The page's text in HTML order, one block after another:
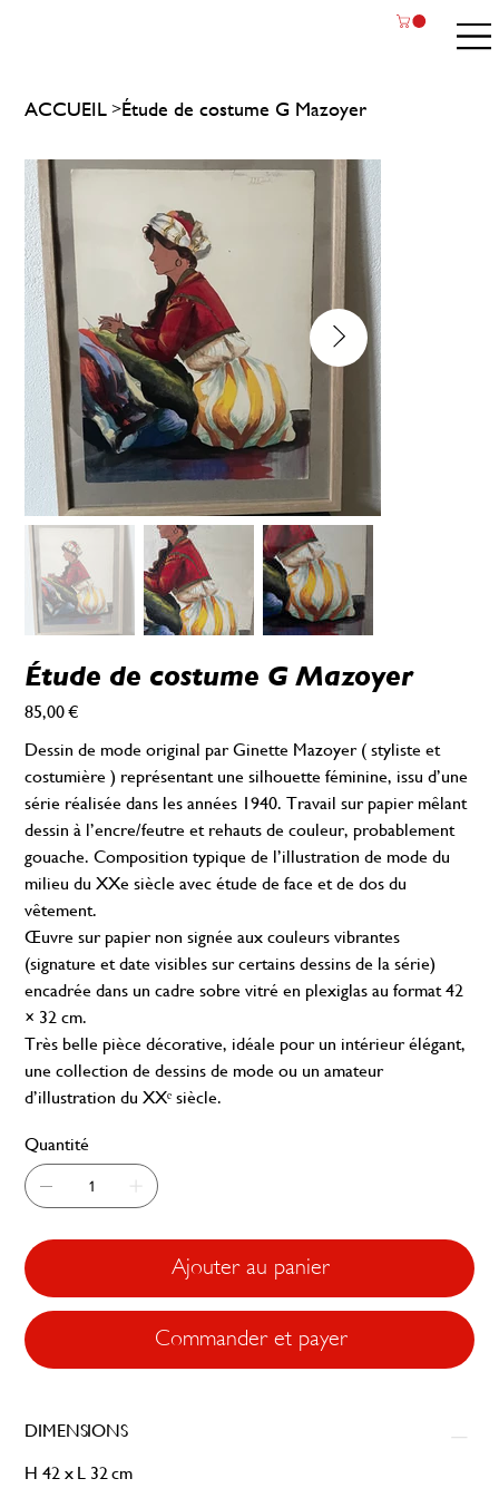
ACCUEIL >Étude de costume G Mazoyer
Étude de costume G Mazoyer
Prix
85,00 €
Dessin de mode original par Ginette Mazoyer ( styliste et
costumière ) représentant une silhouette féminine, issu d’une
série réalisée dans les années 1940. Travail sur papier mêlant
dessin à l’encre/feutre et rehauts de couleur, probablement
gouache. Composition typique de l’illustration de mode du
milieu du XXe siècle avec étude de face et de dos du
vêtement.
Œuvre sur papier non signée aux couleurs vibrantes
(signature et date visibles sur certains dessins de la série)
encadrée dans un cadre sobre vitré en plexiglas au format 42
× 32 cm.
Très belle pièce décorative, idéale pour un intérieur élégant,
une collection de dessins de mode ou un amateur
d’illustration du XXᵉ siècle.
Quantité
Ajouter au panier
Commander et payer
DIMENSIONS
H 42 x L 32 cm